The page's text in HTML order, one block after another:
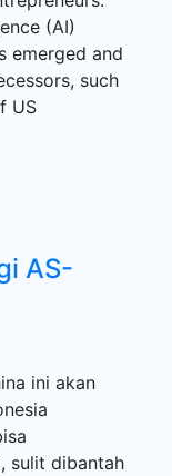
(AI)
emerged and
such
US
AS-
ini akan
sulit dibantah